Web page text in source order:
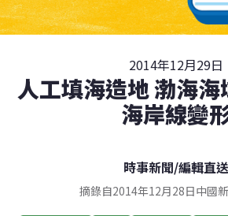
2014年12月29日
人工填海造地 渤海
海岸線變
時事新聞/編輯直送
摘錄自2014年12月28日中國